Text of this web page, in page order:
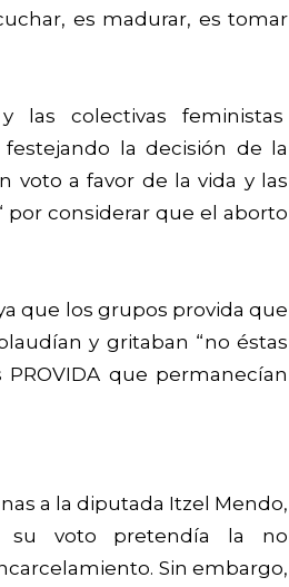
es madurar, es tomar
las colectivas feministas
la decisión de la
voto a favor de la vida y las
por considerar que el aborto
que los grupos provida que
y gritaban “no éstas
PROVIDA que permanecían
a la diputada Itzel Mendo,
su voto pretendía la no
Sin embargo,